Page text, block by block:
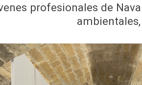
profesionales de